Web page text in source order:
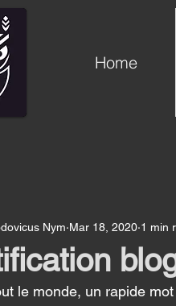
Home
Nym Mar 18, 2020 1 min
le monde, un rapide